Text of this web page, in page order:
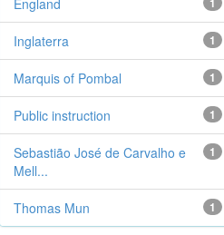
England
1
Inglaterra
1
Marquis of Pombal
1
Public instruction
1
Sebastião José de Carvalho e
Mell...
1
Thomas Mun